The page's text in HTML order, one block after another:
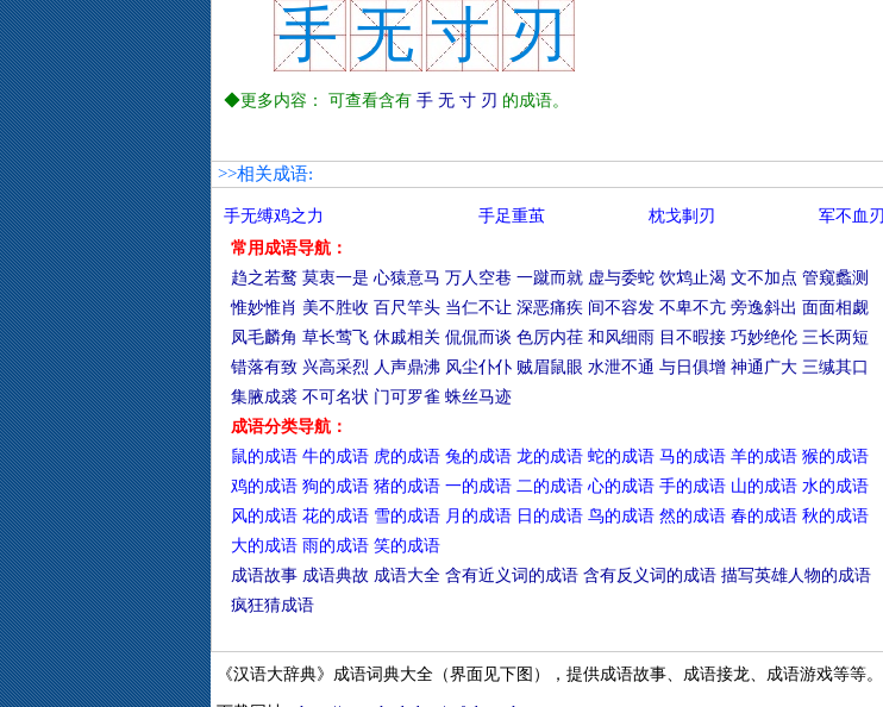
手 无 寸 刃
◆更多内容： 可查看含有 手 无 寸 刃 的成语。
>>相关成语:
手无缚鸡之力 手足重茧 枕戈剚刃
军不血刃
常用成语导航：
趋之若鹜 莫衷一是 心猿意马 万人空巷 一蹴而就 虚与委蛇 饮鸩止渴 文不加点 管窥蠡测
惟妙惟肖 美不胜收 百尺竿头 当仁不让 深恶痛疾 间不容发 不卑不亢 旁逸斜出 面面相觑
凤毛麟角 草长莺飞 休戚相关 侃侃而谈 色厉内荏 和风细雨 目不暇接 巧妙绝伦 三长两短
错落有致 兴高采烈 人声鼎沸 风尘仆仆 贼眉鼠眼 水泄不通 与日俱增 神通广大 三缄其口
集腋成裘 不可名状 门可罗雀 蛛丝马迹
成语分类导航：
鼠的成语 牛的成语 虎的成语 兔的成语 龙的成语 蛇的成语 马的成语 羊的成语 猴的成语
鸡的成语 狗的成语 猪的成语 一的成语 二的成语 心的成语 手的成语 山的成语 水的成语
风的成语 花的成语 雪的成语 月的成语 日的成语 鸟的成语 然的成语 春的成语 秋的成语
大的成语 雨的成语 笑的成语
成语故事 成语典故 成语大全 含有近义词的成语 含有反义词的成语 描写英雄人物的成语
疯狂猜成语
《汉语大辞典》成语词典大全（界面见下图），提供成语故事、成语接龙、成语游戏等等。